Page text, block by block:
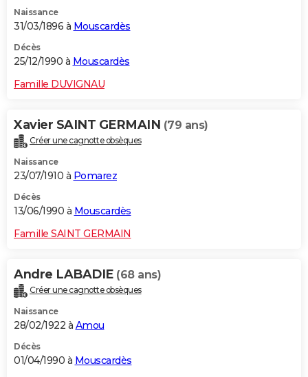
Naissance
31/03/1896 à Mouscardès
Décès
25/12/1990 à Mouscardès
Famille DUVIGNAU
Xavier SAINT GERMAIN (79 ans)
Créer une cagnotte obsèques
Naissance
23/07/1910 à Pomarez
Décès
13/06/1990 à Mouscardès
Famille SAINT GERMAIN
Andre LABADIE (68 ans)
Créer une cagnotte obsèques
Naissance
28/02/1922 à Amou
Décès
01/04/1990 à Mouscardès